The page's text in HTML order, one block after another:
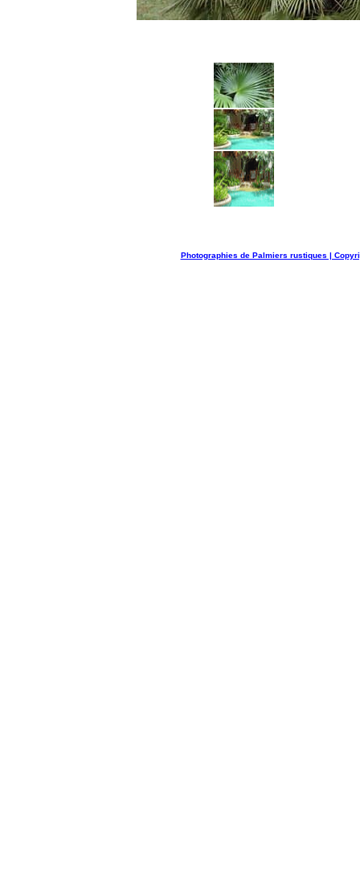
Photographies de Palmiers rustiques |